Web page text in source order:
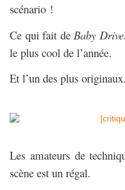
scénario !
Ce qui fait de Baby
le plus cool de l’année.
Et l’un des plus originaux.
Les amateurs de
scène est un régal.